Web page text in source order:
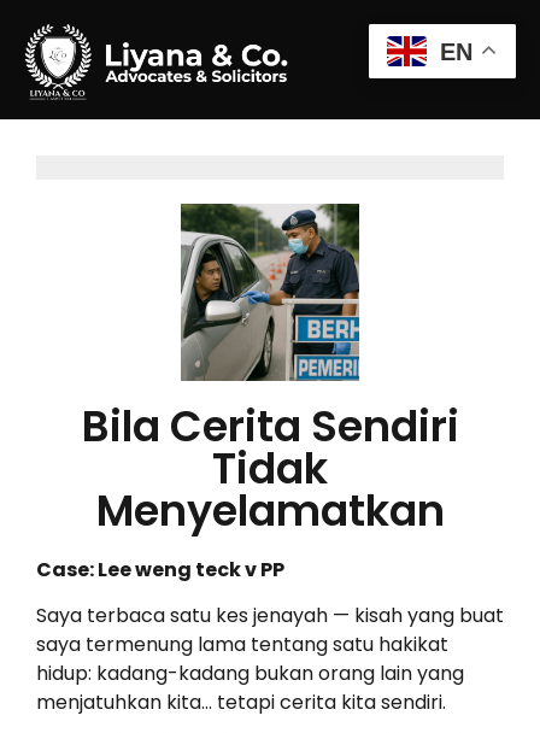
Bila Cerita Sendiri
Tidak
Menyelamatkan
Case: Lee weng teck v PP
Saya terbaca satu kes jenayah — kisah yang buat
saya termenung lama tentang satu hakikat
hidup: kadang-kadang bukan orang lain yang
menjatuhkan kita… tetapi cerita kita sendiri.
EN